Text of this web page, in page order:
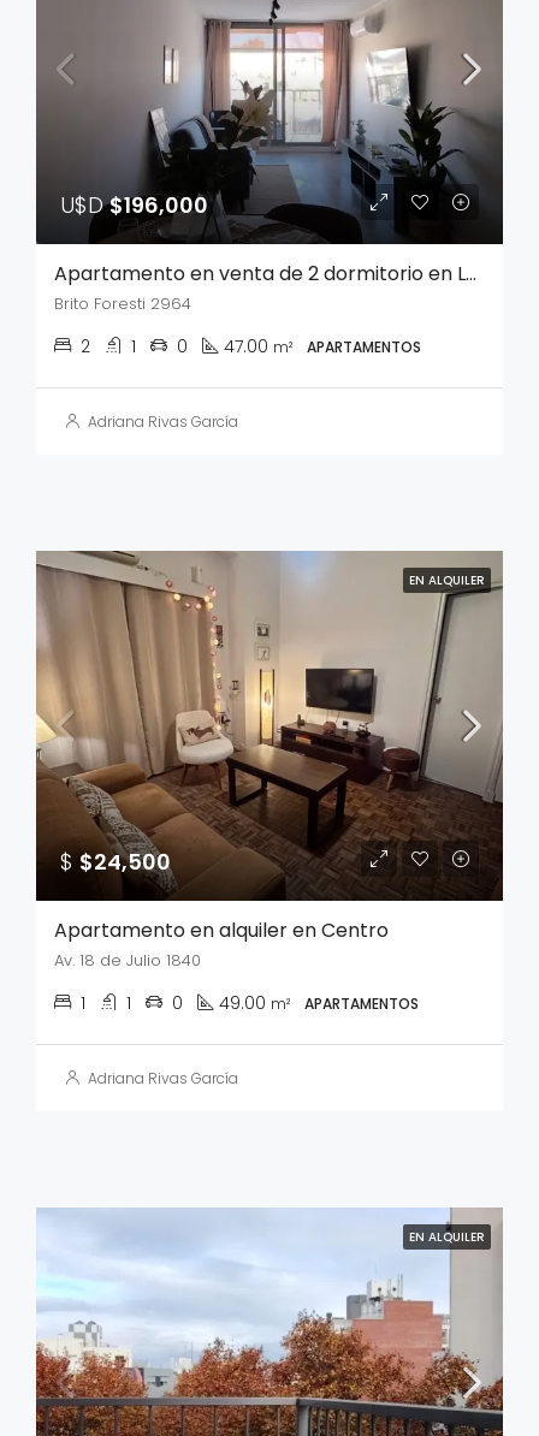
U$D$196,000
Apartamento en venta de 2 dormitorio en La Blanqueada
Brito Foresti 2964
2 1 0 47.00 m² APARTAMENTOS
Adriana Rivas García
EN ALQUILER
$ $24,500
Apartamento en alquiler en Centro
Av. 18 de Julio 1840
1 1 0 49.00 m² APARTAMENTOS
Adriana Rivas García
EN ALQUILER